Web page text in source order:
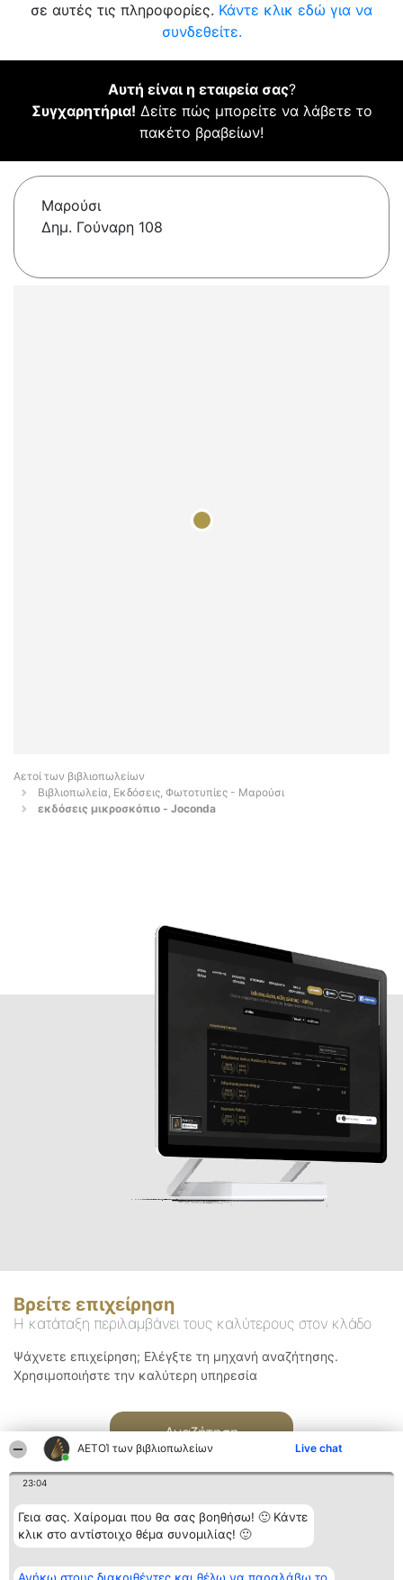
ΑΕΤΟΊ των βιβλιοπωλείων Live chat
23:04
Γεια σας. Χαίρομαι που θα σας βοηθήσω! 🙂 Κάντε
κλικ στο αντίστοιχο θέμα συνομιλίας! 🙂
σε αυτές τις πληροφορίες. Κάντε κλικ εδώ για να
συνδεθείτε.
Αυτή είναι η εταιρεία σας?
Συγχαρητήρια! Δείτε πώς μπορείτε να λάβετε το
πακέτο βραβείων!
Μαρούσι
Δημ. Γούναρη 108
Αετοί των βιβλιοπωλείων
Βιβλιοπωλεία, Εκδόσεις, Φωτοτυπίες - Μαρούσι
εκδόσεις μικροσκόπιο - Joconda
Βρείτε επιχείρηση
Η κατάταξη περιλαμβάνει τους καλύτερους στον κλάδο
Ψάχνετε επιχείρηση; Ελέγξτε τη μηχανή αναζήτησης.
Χρησιμοποιήστε την καλύτερη υπηρεσία
Αναζήτηση
Διοργανωτής της
κατάταξης
Κατάταξη
Διακριθέντες
Επικοινωνία
Επικοινωνία